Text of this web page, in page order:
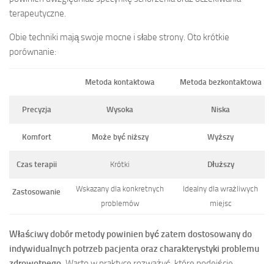
terapeutyczne.
Obie techniki mają swoje mocne i słabe strony. Oto krótkie
porównanie:
Metoda kontaktowa Metoda bezkontaktowa
Precyzja Wysoka Niska
Komfort Może być niższy Wyższy
Czas terapii Krótki Dłuższy
Zastosowanie
Wskazany dla konkretnych
problemów
Idealny dla wrażliwych
miejsc
Właściwy dobór metody powinien być zatem dostosowany do
indywidualnych potrzeb pacjenta oraz charakterystyki problemu